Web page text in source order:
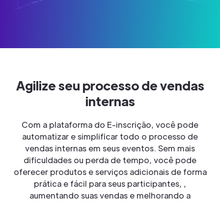
Agilize seu processo de vendas
internas
Com a plataforma do E-inscrição, você pode
automatizar e simplificar todo o processo de
vendas internas em seus eventos. Sem mais
dificuldades ou perda de tempo, você pode
oferecer produtos e serviços adicionais de forma
prática e fácil para seus participantes, ,
aumentando suas vendas e melhorando a